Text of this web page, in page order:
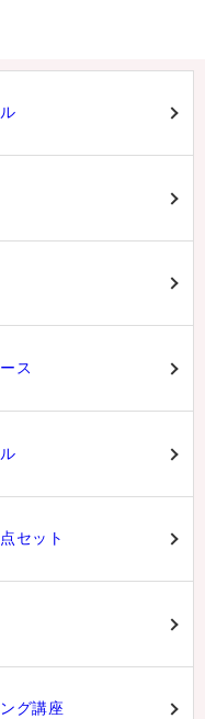
ス
セット
グ講座